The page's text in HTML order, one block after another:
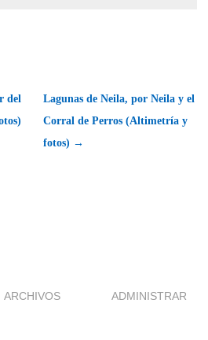
del
Lagunas de Neila, por Neila y el
Corral de Perros (Altimetría y
fotos) →
ARCHIVOS ADMINISTRAR